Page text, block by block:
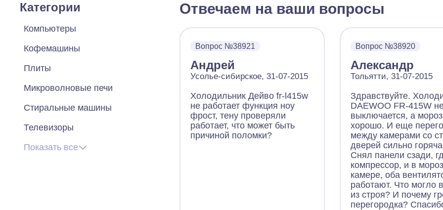
Категории
Компьютеры
Кофемашины
Плиты
Микроволновые печи
Стиральные машины
Телевизоры
Показать все
Отвечаем на ваши вопросы
Вопрос №38921
Андрей
Усолье-сибирское, 31-07-2015
Холодильник Дейво fr-l415w
не работает функция ноу
фрост, тену проверяли
работает, что может быть
причиной поломки?
Вопрос №38920
Александр
Тольятти, 31-07-2015
Здравствуйте.
DAEWOO FR-415W
выключается, а
хорошо. И еще
между камерами со
дверей сильно
Снял панели сзади,
компрессор, и в
камере, оба
работают. Что могло
из строя? И почему
перегородка?